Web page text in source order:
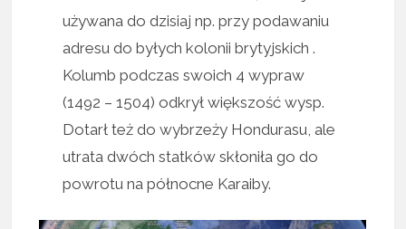
używana do dzisiaj np. przy podawaniu
adresu do byłych kolonii brytyjskich .
Kolumb podczas swoich 4 wypraw
(1492 – 1504) odkrył większość wysp.
Dotarł też do wybrzeży Hondurasu, ale
utrata dwóch statków skłoniła go do
powrotu na północne Karaiby.